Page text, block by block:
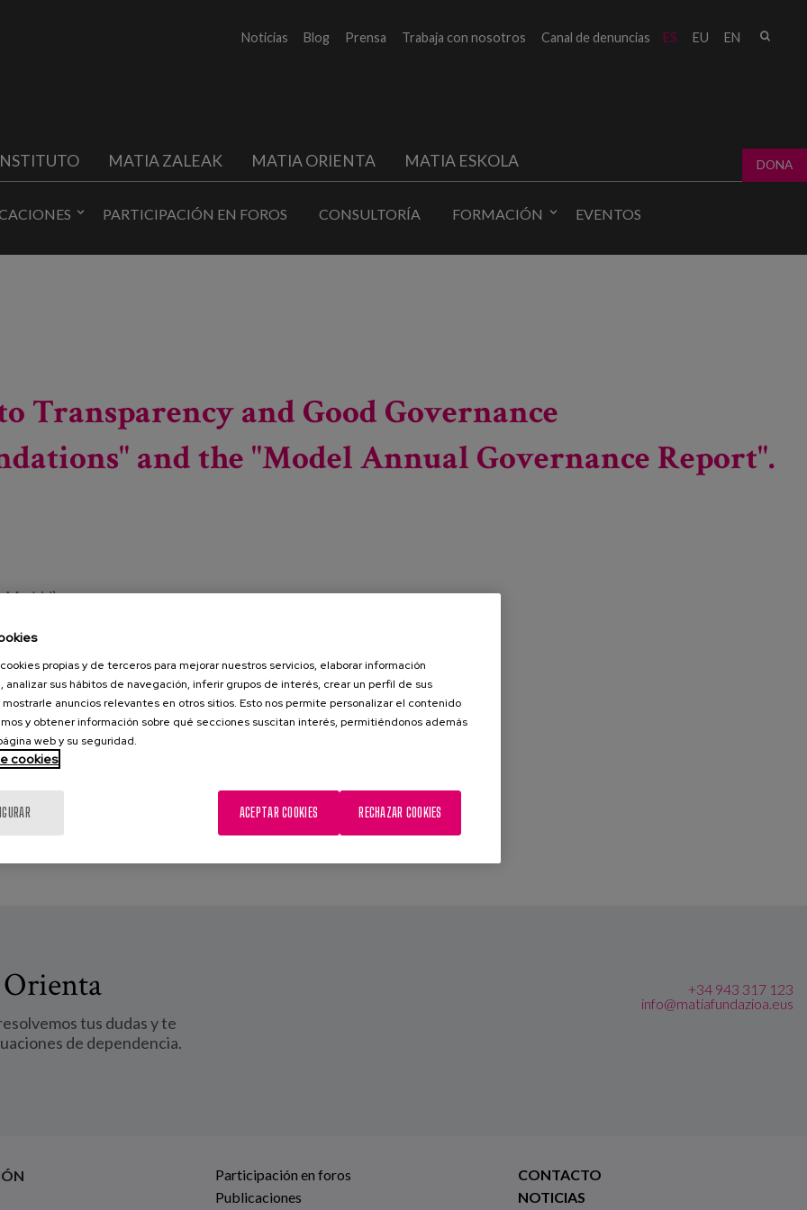
ES EU EN
Noticias Blog Prensa Trabaja con nosotros Canal de denuncias
MATIA ZALEAK MATIA ORIENTA MATIA ESKOLA DONA
PARTICIPACIÓN EN FOROS CONSULTORÍA FORMACIÓN EVENTOS
Transparency and Good Governance
and the "Model Annual Governance Report".
Madrid)
and good governance of foundations and the
by the Haz Foundation Laboratory, aims to offer directors
endorsed by national and international
current way of operating, discern which of them can
to society for their good governance practices.
tus dudas y te
de dependencia.
+34 943 317 123
info@matiafundazioa.eus
Participación en foros
Publicaciones
CONTACTO
NOTICIAS
propias y de terceros para mejorar nuestros servicios, elaborar información
analizar sus hábitos de navegación, inferir grupos de interés, crear un perfil de sus
anuncios relevantes en otros sitios. Esto nos permite personalizar el contenido
y obtener información sobre qué secciones suscitan interés, permitiéndonos además
web y su seguridad.
cookies
RECHAZAR COOKIES
ACEPTAR COOKIES